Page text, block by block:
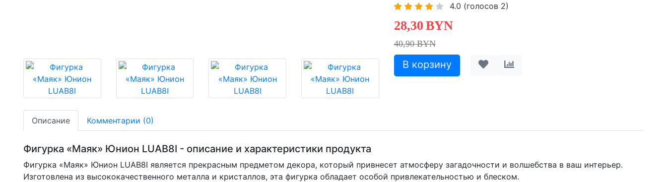
4.0 (голосов 2)
28,30 BYN
40,90 BYN
Описание Комментарии (0)
Фигурка «Маяк» Юнион LUAB8I - описание и характеристики продукта
Фигурка «Маяк» Юнион LUAB8I является прекрасным предметом декора, который привнесет атмосферу загадочности и волшебства в ваш интерьер.
Изготовлена из высококачественного металла и кристаллов, эта фигурка обладает особой привлекательностью и блеском.